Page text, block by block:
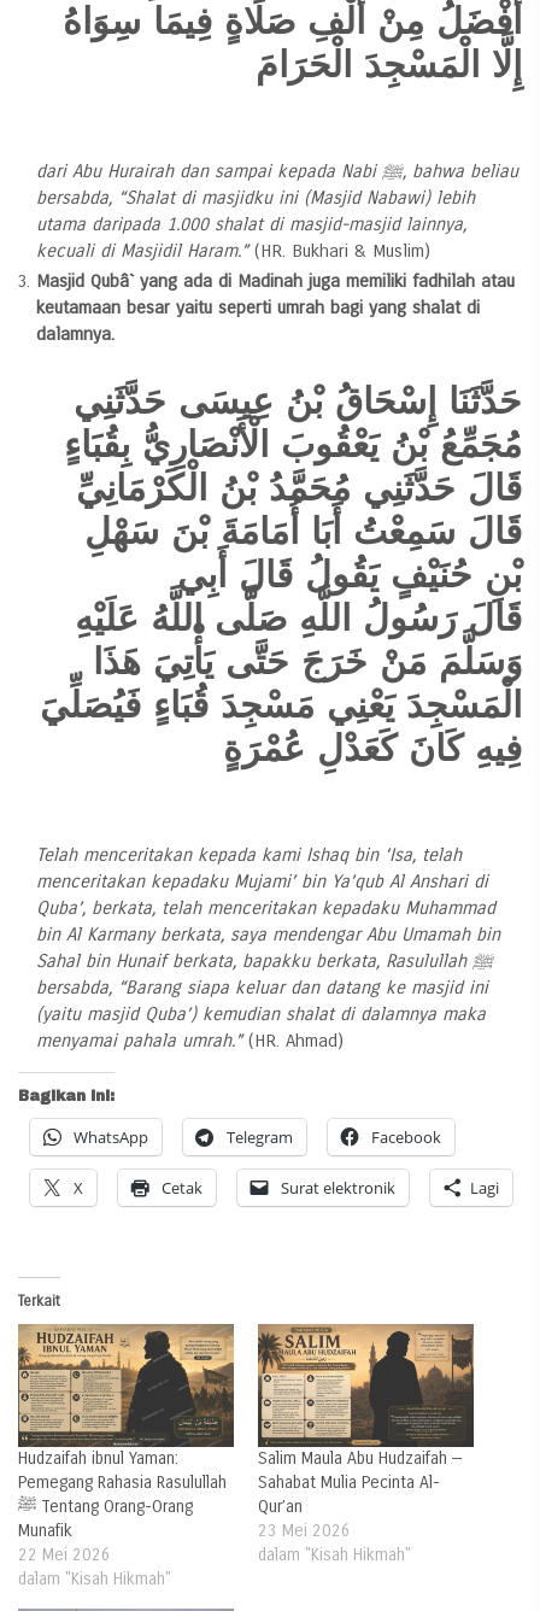
أَفْضَلُ مِنْ أَلْفِ صَلَاةٍ فِيمَا سِوَاهُ
إِلَّا الْمَسْجِدَ الْحَرَامَ
dari Abu Hurairah dan sampai kepada Nabi ﷺ, bahwa beliau
bersabda, “Shalat di masjidku ini (Masjid Nabawi) lebih
utama daripada 1.000 shalat di masjid-masjid lainnya,
kecuali di Masjidil Haram.”(HR. Bukhari & Muslim)
Masjid Qubâ` yang ada di Madinah juga memiliki fadhilah atau
keutamaan besar yaitu seperti umrah bagi yang shalat di
dalamnya.
حَدَّثَنَا إِسْحَاقُ بْنُ عِيسَى حَدَّثَنِي
مُجَمِّعُ بْنُ يَعْقُوبَ الْأَنْصَارِيُّ بِقُبَاءٍ
قَالَ حَدَّثَنِي مُحَمَّدُ بْنُ الْكَرْمَانِيِّ
قَالَ سَمِعْتُ أَبَا أُمَامَةَ بْنَ سَهْلِ
بْنِ حُنَيْفٍ يَقُولُ قَالَ أَبِي
قَالَ رَسُولُ اللَّهِ صَلَّى اللَّهُ عَلَيْهِ
وَسَلَّمَ مَنْ خَرَجَ حَتَّى يَأْتِيَ هَذَا
الْمَسْجِدَ يَعْنِي مَسْجِدَ قُبَاءٍ فَيُصَلِّيَ
فِيهِ كَانَ كَعَدْلِ عُمْرَةٍ
Telah menceritakan kepada kami Ishaq bin ‘Isa, telah
menceritakan kepadaku Mujami’ bin Ya’qub Al Anshari di
Quba’, berkata, telah menceritakan kepadaku Muhammad
bin Al Karmany berkata, saya mendengar Abu Umamah bin
Sahal bin Hunaif berkata, bapakku berkata, Rasulullah ﷺ
bersabda, “Barang siapa keluar dan datang ke masjid ini
(yaitu masjid Quba’) kemudian shalat di dalamnya maka
menyamai pahala umrah.”(HR. Ahmad)
Bagikan ini:
WhatsApp Telegram Facebook
X Cetak Surat elektronik Lagi
Terkait
Hudzaifah ibnul Yaman:
Pemegang Rahasia Rasulullah
ﷺ Tentang Orang-Orang
Munafik
22 Mei 2026
dalam "Kisah Hikmah"
Salim Maula Abu Hudzaifah —
Sahabat Mulia Pecinta Al-
Qur’an
23 Mei 2026
dalam "Kisah Hikmah"